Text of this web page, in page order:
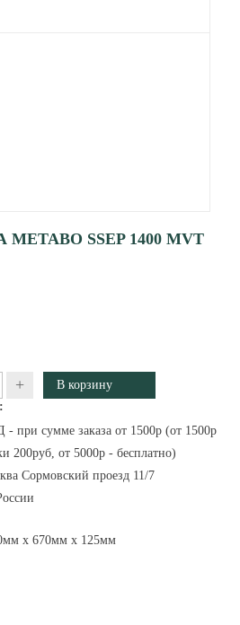
SSEP 1400 MVT
+
при сумме заказа от 1500р (от 1500р
200руб, от 5000р - бесплатно)
Сормовский проезд 11/7
x 670мм x 125мм